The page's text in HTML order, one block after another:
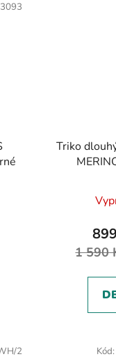
Triko
1 590
2 Kód: